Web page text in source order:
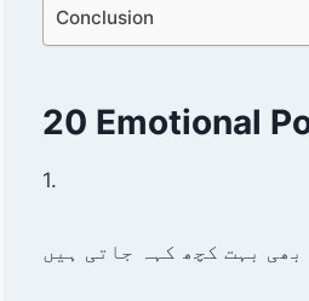
Conclusion
20 Emotional
1.